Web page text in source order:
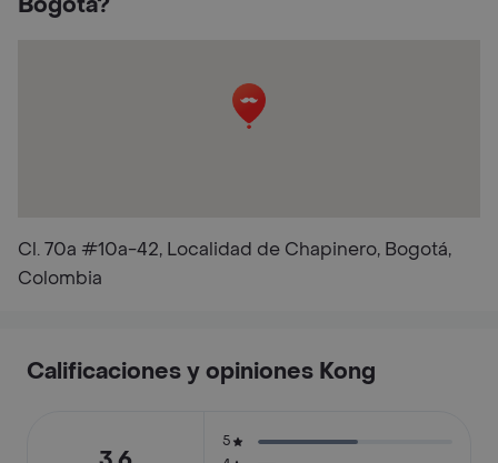
Cl. 70a #10a-42, Localidad de Chapinero, Bogotá,
Colombia
Calificaciones y opiniones Kong
5